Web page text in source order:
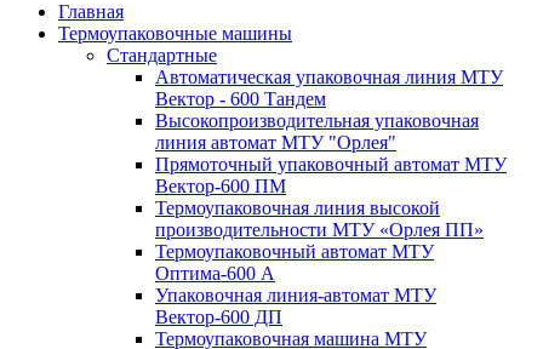
Главная
Термоупаковочные машины
Стандартные
Автоматическая упаковочная линия МТУ
Вектор - 600 Тандем
Высокопроизводительная упаковочная
линия автомат МТУ "Орлея"
Прямоточный упаковочный автомат МТУ
Вектор-600 ПМ
Термоупаковочная линия высокой
производительности МТУ «Орлея ПП»
Термоупаковочный автомат МТУ
Оптима-600 А
Упаковочная линия-автомат МТУ
Вектор-600 ДП
Термоупаковочная машина МТУ